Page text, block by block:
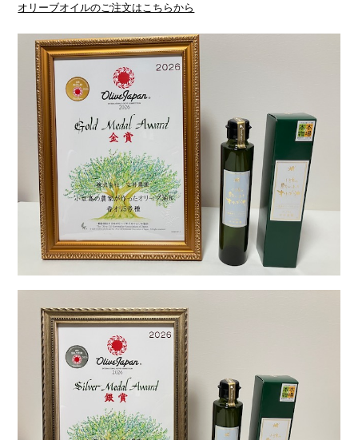
オリーブオイルのご注文はこちらから